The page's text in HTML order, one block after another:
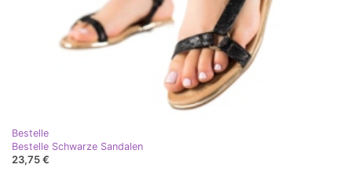
Bestelle
Bestelle Schwarze Sandalen
23,75 €